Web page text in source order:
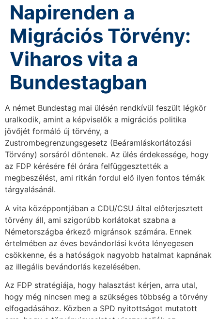
Napirenden a
Migrációs Törvény:
Viharos vita a
Bundestagban
A német Bundestag mai ülésén rendkívül feszült légkör
uralkodik, amint a képviselők a migrációs politika
jövőjét formáló új törvény, a
Zustrombegrenzungsgesetz (Beáramláskorlátozási
Törvény) sorsáról döntenek. Az ülés érdekessége, hogy
az FDP kérésére fél órára felfüggesztették a
megbeszélést, ami ritkán fordul elő ilyen fontos témák
tárgyalásánál.
A vita középpontjában a CDU/CSU által előterjesztett
törvény áll, ami szigorúbb korlátokat szabna a
Németországba érkező migránsok számára. Ennek
értelmében az éves bevándorlási kvóta lényegesen
csökkenne, és a hatóságok nagyobb hatalmat kapnának
az illegális bevándorlás kezelésében.
Az FDP stratégiája, hogy halasztást kérjen, arra utal,
hogy még nincsen meg a szükséges többség a törvény
elfogadásához. Közben a SPD nyitottságot mutatott